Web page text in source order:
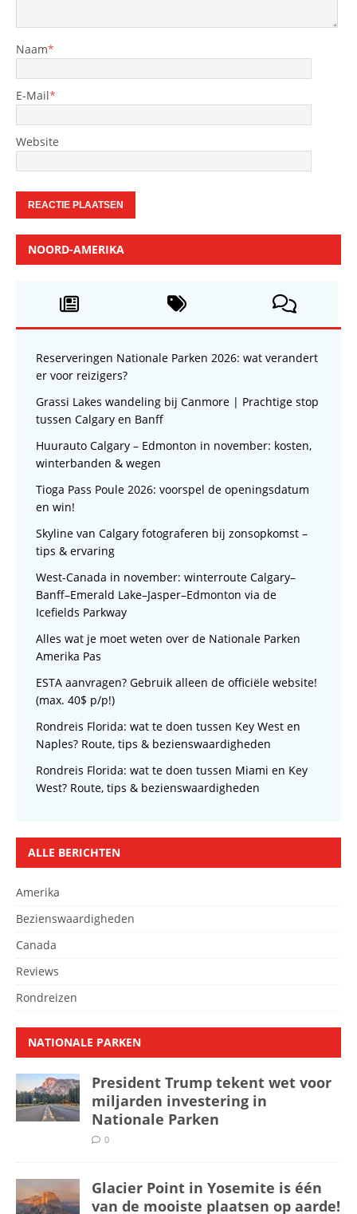
Naam*
E-Mail*
Website
NOORD-AMERIKA
Reserveringen Nationale Parken 2026: wat verandert
er voor reizigers?
Grassi Lakes wandeling bij Canmore | Prachtige stop
tussen Calgary en Banff
Huurauto Calgary – Edmonton in november: kosten,
winterbanden & wegen
Tioga Pass Poule 2026: voorspel de openingsdatum
en win!
Skyline van Calgary fotograferen bij zonsopkomst –
tips & ervaring
West-Canada in november: winterroute Calgary–
Banff–Emerald Lake–Jasper–Edmonton via de
Icefields Parkway
Alles wat je moet weten over de Nationale Parken
Amerika Pas
ESTA aanvragen? Gebruik alleen de officiële website!
(max. 40$ p/p!)
Rondreis Florida: wat te doen tussen Key West en
Naples? Route, tips & bezienswaardigheden
Rondreis Florida: wat te doen tussen Miami en Key
West? Route, tips & bezienswaardigheden
ALLE BERICHTEN
Amerika
Bezienswaardigheden
Canada
Reviews
Rondreizen
NATIONALE PARKEN
President Trump tekent wet voor
miljarden investering in
Nationale Parken
0
Glacier Point in Yosemite is één
van de mooiste plaatsen op aarde!